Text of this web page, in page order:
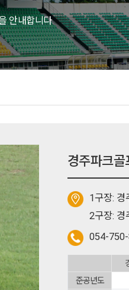
안내합니다.
경주파크골
1구장:
2구장: 경
054-
준공년도